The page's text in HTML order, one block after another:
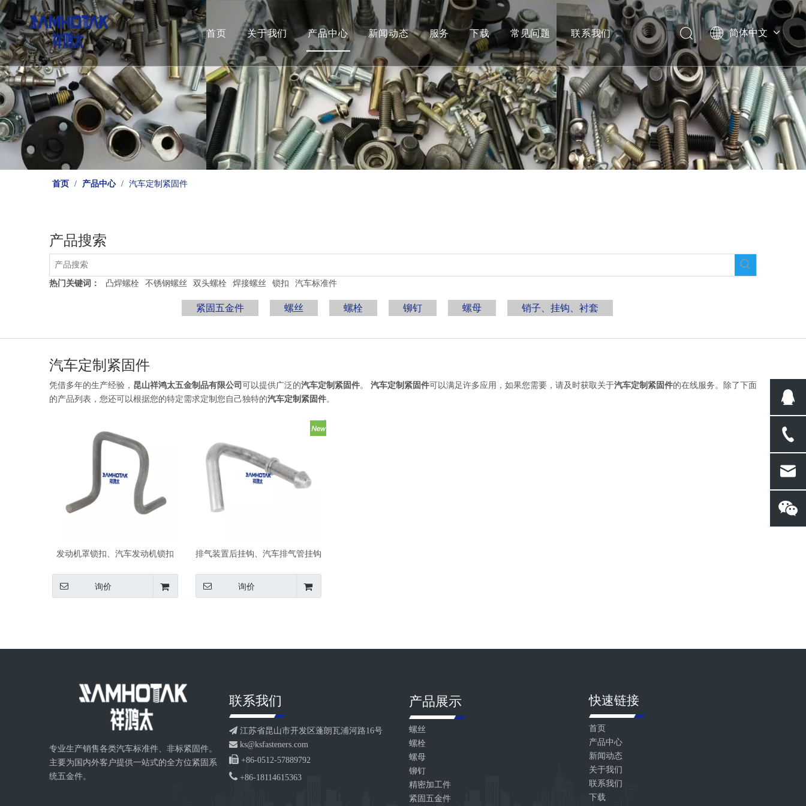
首页 关于我们 产品中心 新闻动态 服务 下载 常见问题 联系我们 简体中文
English
首页 / 产品中心 / 汽车定制紧固件
产品搜索
热门关键词： 凸焊螺栓 不锈钢螺丝 双头螺栓 焊接螺丝 锁扣 汽车标准件
紧固五金件 螺丝 螺栓 铆钉 螺母 销子、挂钩、衬套
汽车定制紧固件
凭借多年的生产经验， 昆山祥鸿太五金制品有限公司 可以提供广泛的汽车定制紧固件。 汽车定制紧固件可以满足许多应用，如果您需要，请及时获取关于汽车定制紧固件的在线服务。除了下面
的产品列表，您还可以根据您的特定需求定制您自己独特的汽车定制紧固件。
发动机罩锁扣、汽车发动机锁扣
询价
排气装置后挂钩、汽车排气管挂钩
询价
专业生产销售各类汽车标准件、非标紧固件。
主要为国内外客户提供一站式的全方位紧固系
统五金件。
联系我们
 江苏省昆山市开发区蓬朗瓦浦河路16号
 ks@ksfasteners.com
 +86-0512-57889792
 +86-18114615363
产品展示
螺丝
螺栓
螺母
铆钉
精密加工件
紧固五金件
快速链接
首页
产品中心
新闻动态
关于我们
联系我们
下载